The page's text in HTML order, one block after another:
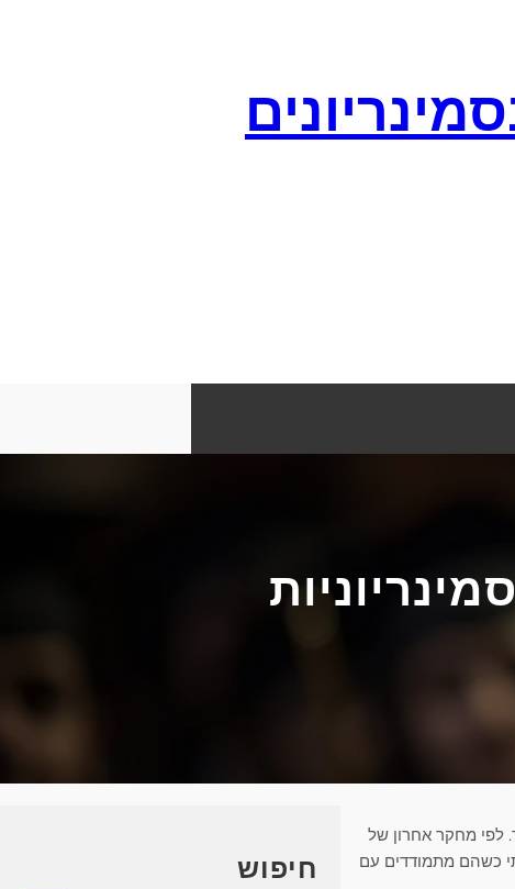
מחקר אחרון של
לחץ משמעותי כשהם מתמודדים עם
חיפוש